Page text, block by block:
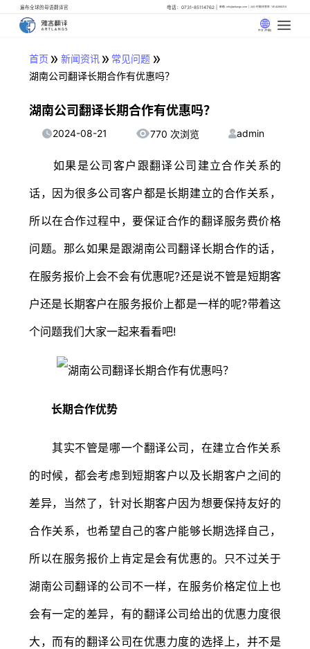
遍布全球的母语翻译官 电话：0731-85114762 邮箱: info@artlangs.com 24小时翻译管家: 18142666316
中文 (中国)
首页 » 新闻资讯» 常见问题 »
湖南公司翻译长期合作有优惠吗？
湖南公司翻译长期合作有优惠吗？
2024-08-21 770 次浏览 admin
如果是公司客户跟翻译公司建立合作关系的
话，因为很多公司客户都是长期建立的合作关系，
所以在合作过程中，要保证合作的翻译服务费价格
问题。那么如果是跟湖南公司翻译长期合作的话，
在服务报价上会不会有优惠呢?还是说不管是短期客
户还是长期客户在服务报价上都是一样的呢?带着这
个问题我们大家一起来看看吧!
长期合作优势
其实不管是哪一个翻译公司，在建立合作关系
的时候，都会考虑到短期客户以及长期客户之间的
差异，当然了，针对长期客户因为想要保持友好的
合作关系，也希望自己的客户能够长期选择自己，
所以在服务报价上肯定是会有优惠的。只不过关于
湖南公司翻译的公司不一样，在服务价格定位上也
会有一定的差异，有的翻译公司给出的优惠力度很
大，而有的翻译公司在优惠力度的选择上，并不是